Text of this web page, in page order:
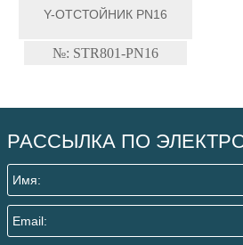
Y-ОТСТОЙНИК PN16
№: STR801-PN16
РАССЫЛКА ПО